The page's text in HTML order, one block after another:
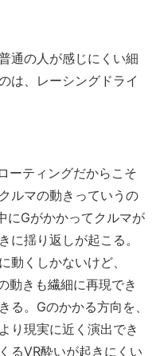
通の人が感じにくい細
は、レーシングドライ
ーティングだからこそ
ルマの動きっていうの
にGがかかってクルマが
に揺り返しが起こる。
動くしかないけど、
動きも繊細に再現でき
る。Gのかかる方向を、
り現実に近く演出でき
るVR酔いが起きにくい